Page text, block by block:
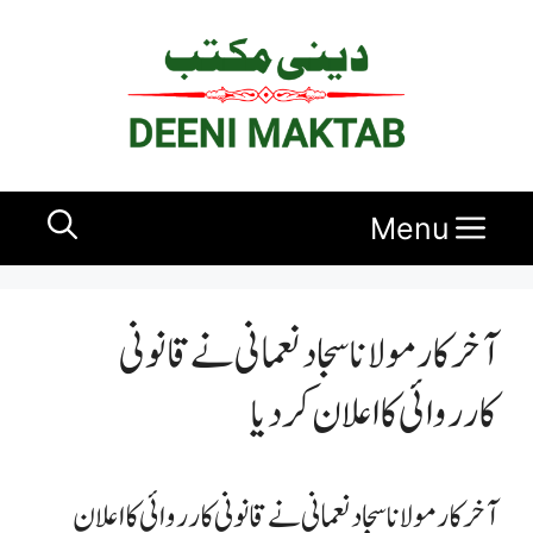
Menu
آخر کار مولانا سجاد نعمانی نے قانونی
کارروائی کا اعلان کردیا
آخر کار مولانا سجاد نعمانی نے قانونی کارروائی کا اعلان